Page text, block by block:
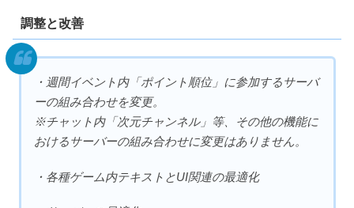
調整と改善
・週間イベント内「ポイント順位」に参加するサーバ
ーの組み合わせを変更。
※チャット内「次元チャンネル」等、その他の機能に
おけるサーバーの組み合わせに変更はありません。
・各種ゲーム内テキストとUI関連の最適化